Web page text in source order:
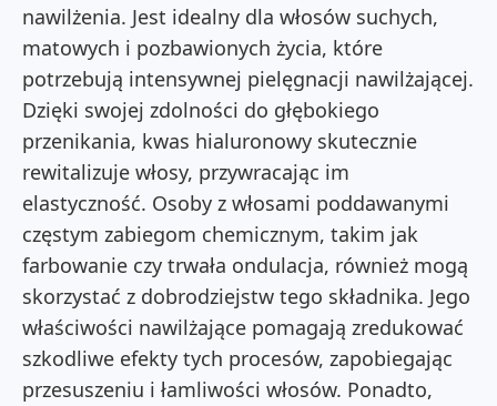
nawilżenia. Jest idealny dla włosów suchych,
matowych i pozbawionych życia, które
potrzebują intensywnej pielęgnacji nawilżającej.
Dzięki swojej zdolności do głębokiego
przenikania, kwas hialuronowy skutecznie
rewitalizuje włosy, przywracając im
elastyczność. Osoby z włosami poddawanymi
częstym zabiegom chemicznym, takim jak
farbowanie czy trwała ondulacja, również mogą
skorzystać z dobrodziejstw tego składnika. Jego
właściwości nawilżające pomagają zredukować
szkodliwe efekty tych procesów, zapobiegając
przesuszeniu i łamliwości włosów. Ponadto,